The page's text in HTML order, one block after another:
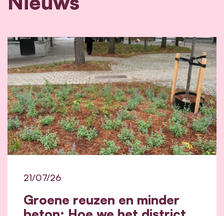
Groene reuzen en minder
21/07/26